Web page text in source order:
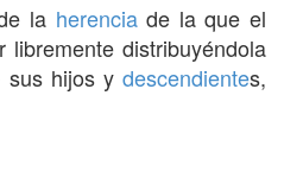
la herenciade la que el
libremente distribuyéndola
sus hijos y descendientes,